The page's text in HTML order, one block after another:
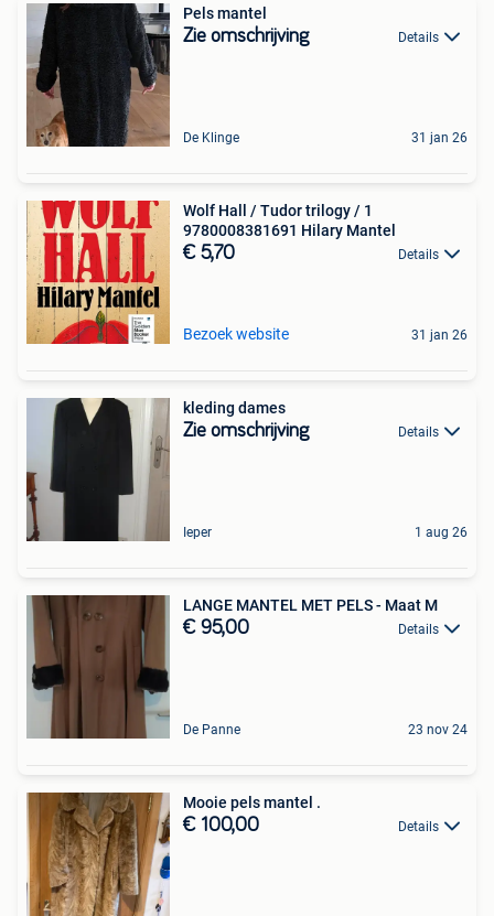
Pels mantel
Zie omschrijving Details
De Klinge 31 jan 26
Wolf Hall / Tudor trilogy / 1
9780008381691 Hilary Mantel
€ 5,70 Details
Bezoek website 31 jan 26
kleding dames
Zie omschrijving Details
Ieper 1 aug 26
LANGE MANTEL MET PELS - Maat M
€ 95,00 Details
De Panne 23 nov 24
Mooie pels mantel .
€ 100,00 Details